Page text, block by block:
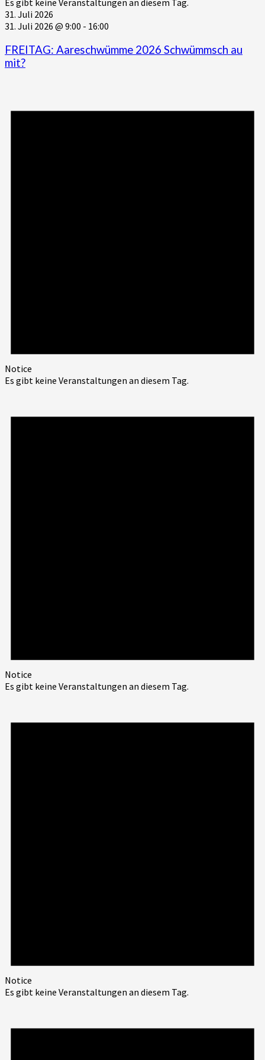
Es gibt keine Veranstaltungen an diesem Tag.
31. Juli 2026
31. Juli 2026 @ 9:00 - 16:00
FREITAG: Aareschwümme 2026 Schwümmsch au
mit?
Notice
Es gibt keine Veranstaltungen an diesem Tag.
Notice
Es gibt keine Veranstaltungen an diesem Tag.
Notice
Es gibt keine Veranstaltungen an diesem Tag.